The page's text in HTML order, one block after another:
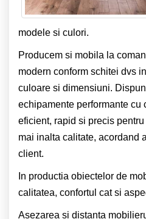
modele si culori.
Producem si mobila la
modern conform schitei dvs
culoare si dimensiuni.
echipamente performante cu
eficient, rapid si precis
mai inalta calitate, acordand
client.
In productia obiectelor de
calitatea, confortul cat si
Asezarea si distanta